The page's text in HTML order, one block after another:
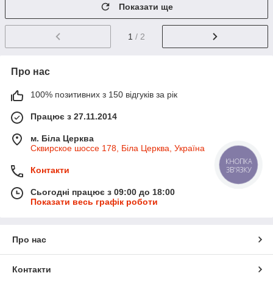
Показати ще
1 / 2
Про нас
100% позитивних з 150 відгуків за рік
Працює з 27.11.2014
м. Біла Церква
Сквирское шоссе 178, Біла Церква, Україна
Контакти
Сьогодні працює з 09:00 до 18:00
Показати весь графік роботи
Про нас
Контакти
КНОПКА
ЗВ'ЯЗКУ